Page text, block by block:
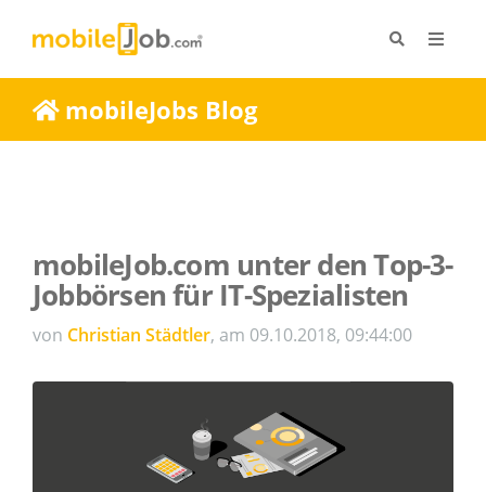
mobileJobs Blog
mobileJob.com unter den Top-3-
Jobbörsen für IT-Spezialisten
von Christian Städtler, am 09.10.2018, 09:44:00